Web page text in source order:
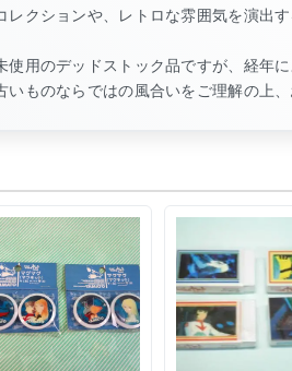
レクションや、レトロな雰囲気を演出
使用のデッドストック品ですが、経年
いものならではの風合いをご理解の上、